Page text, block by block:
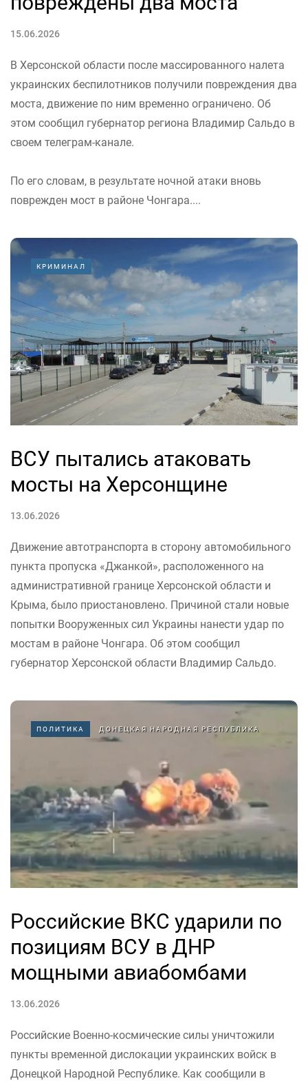
15.06.2026
В Херсонской области после массированного налета
украинских беспилотников получили повреждения два
моста, движение по ним временно ограничено. Об
этом сообщил губернатор региона Владимир Сальдо в
своем телеграм-канале.
По его словам, в результате ночной атаки вновь
поврежден мост в районе Чонгара....
КРИМИНАЛ
ВСУ пытались атаковать
мосты на Херсонщине
13.06.2026
Движение автотранспорта в сторону автомобильного
пункта пропуска «Джанкой», расположенного на
административной границе Херсонской области и
Крыма, было приостановлено. Причиной стали новые
попытки Вооруженных сил Украины нанести удар по
мостам в районе Чонгара. Об этом сообщил
губернатор Херсонской области Владимир Сальдо.
ПОЛИТИКА ДОНЕЦКАЯ НАРОДНАЯ РЕСПУБЛИКА
Российские ВКС ударили по
позициям ВСУ в ДНР
мощными авиабомбами
13.06.2026
Российские Военно-космические силы уничтожили
пункты временной дислокации украинских войск в
Донецкой Народной Республике. Как сообщили в